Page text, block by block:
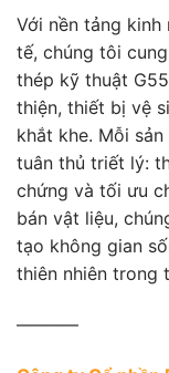
Với nền tảng
tế, chúng tôi
thép kỹ thuật
thiện, thiết bị vệ
khắt khe. Mỗi
tuân thủ triết lý:
chứng và tối ưu
bán vật liệu,
tạo không gian
thiên nhiên trong
———–